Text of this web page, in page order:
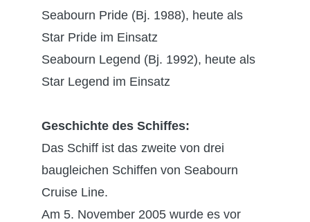
Seabourn Pride (Bj. 1988), heute als
Star Pride im Einsatz
Seabourn Legend (Bj. 1992), heute als
Star Legend im Einsatz
Geschichte des Schiffes:
Das Schiff ist das zweite von drei
baugleichen Schiffen von Seabourn
Cruise Line.
Am 5. November 2005 wurde es vor